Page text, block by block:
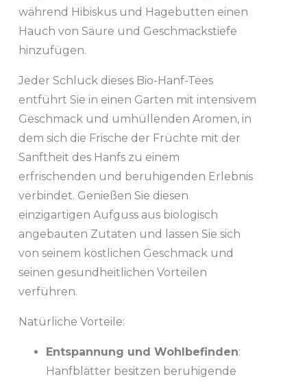
während Hibiskus und Hagebutten einen
Hauch von Säure und Geschmackstiefe
hinzufügen.
Jeder Schluck dieses Bio-Hanf-Tees
entführt Sie in einen Garten mit intensivem
Geschmack und umhüllenden Aromen, in
dem sich die Frische der Früchte mit der
Sanftheit des Hanfs zu einem
erfrischenden und beruhigenden Erlebnis
verbindet. Genießen Sie diesen
einzigartigen Aufguss aus biologisch
angebauten Zutaten und lassen Sie sich
von seinem köstlichen Geschmack und
seinen gesundheitlichen Vorteilen
verführen.
Natürliche Vorteile:
Entspannung und Wohlbefinden:
Hanfblätter besitzen beruhigende